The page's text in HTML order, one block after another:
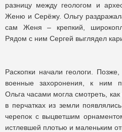
разницу между геологом и
Женю и Серёжу. Ольгу
сам Женя – крепкий,
Рядом с ним Сергей выглядел
Раскопки начали геологи.
военные захоронения, к ним
Ольга часами могла смотреть,
в перчатках из земли
черепок с выцветшим
истлевшей плотью и маленьким